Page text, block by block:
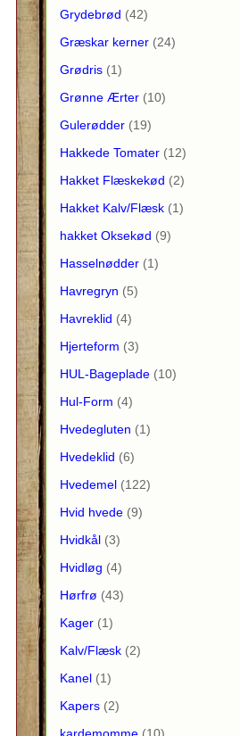
Grydebrød (42)
Græskar kerner (24)
Grødris (1)
Grønne Ærter (10)
Gulerødder (19)
Hakkede Tomater (12)
Hakket Flæskekød (2)
Hakket Kalv/Flæsk (1)
hakket Oksekød (9)
Hasselnødder (1)
Havregryn (5)
Havreklid (4)
Hjerteform (3)
HUL-Bageplade (10)
Hul-Form (4)
Hvedegluten (1)
Hvedeklid (6)
Hvedemel (122)
Hvid hvede (9)
Hvidkål (3)
Hvidløg (4)
Hørfrø (43)
Kager (1)
Kalv/Flæsk (2)
Kanel (1)
Kapers (2)
kardemomme (10)